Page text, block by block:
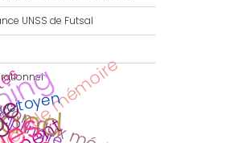
UNSS de Futsal
de mémoire
aux médias